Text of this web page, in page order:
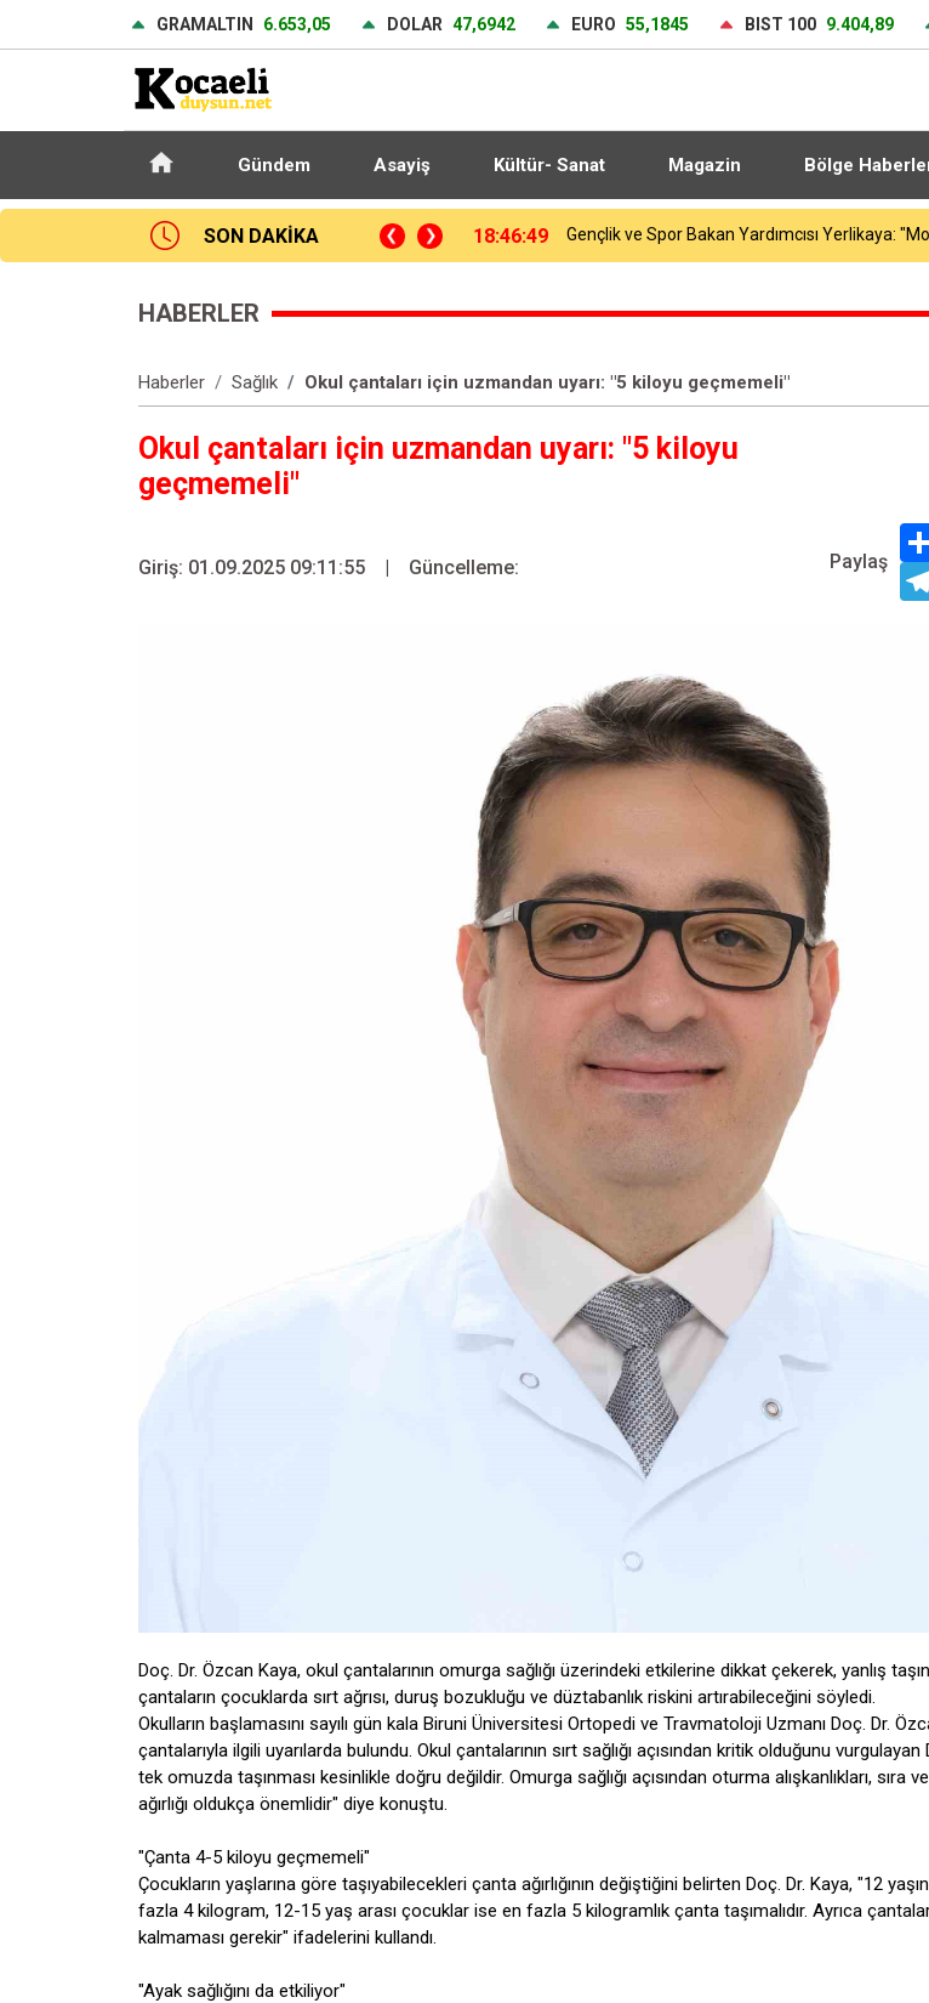
GRAMALTIN 6.653,05 DOLAR 47,6942 EURO 55,1845 BIST 100 9.404,89
Gündem Asayiş Kültür- Sanat Magazin Bölge
SON DAKİKA Gençlik ve Spor Bakan Yardımcısı Yerlikaya: "Modern pentatlonumuz olimpiyatta madalya alacak potansiyele geldi" 18:24:20 Tuzla’da 2 katlı işçi konteynerleri alevlere
HABERLER
Haberler Sağlık Okul çantaları için uzmandan uyarı: "5 kiloyu geçmemeli"
Okul çantaları için uzmandan uyarı: "5 kiloyu
geçmemeli"
Giriş: 01.09.2025 09:11:55 | Güncelleme: Paylaş
Doç. Dr. Özcan Kaya, okul çantalarının omurga sağlığı üzerindeki etkilerine dikkat çekerek, yanlış
çantaların çocuklarda sırt ağrısı, duruş bozukluğu ve düztabanlık riskini artırabileceğini söyledi.
Okulların başlamasını sayılı gün kala Biruni Üniversitesi Ortopedi ve Travmatoloji Uzmanı Doç. Dr.
çantalarıyla ilgili uyarılarda bulundu. Okul çantalarının sırt sağlığı açısından kritik olduğunu vurgulayan
tek omuzda taşınması kesinlikle doğru değildir. Omurga sağlığı açısından oturma alışkanlıkları, sıra
ağırlığı oldukça önemlidir" diye konuştu.
"Çanta 4-5 kiloyu geçmemeli"
Çocukların yaşlarına göre taşıyabilecekleri çanta ağırlığının değiştiğini belirten Doç. Dr. Kaya, "12
fazla 4 kilogram, 12-15 yaş arası çocuklar ise en fazla 5 kilogramlık çanta taşımalıdır. Ayrıca
kalmaması gerekir" ifadelerini kullandı.
"Ayak sağlığını da etkiliyor"